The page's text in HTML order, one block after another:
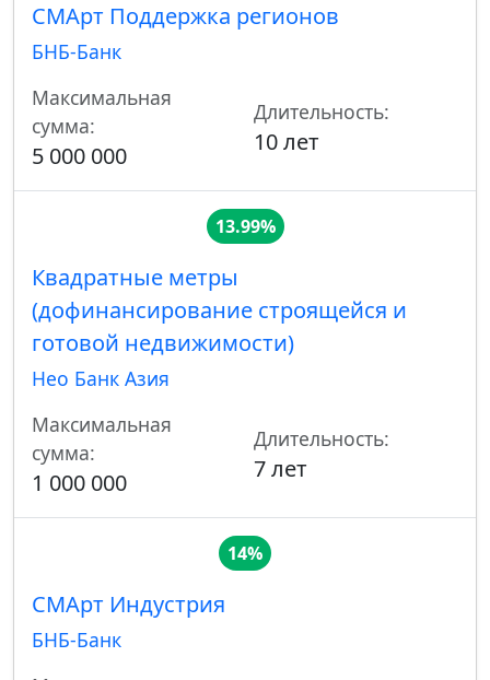
СМАрт Поддержка регионов
БНБ-Банк
Максимальная
сумма:
5 000 000
Длительность:
10 лет
13.99%
Квадратные метры
(дофинансирование строящейся и
готовой недвижимости)
Нео Банк Азия
Максимальная
сумма:
1 000 000
Длительность:
7 лет
14%
СМАрт Индустрия
БНБ-Банк